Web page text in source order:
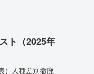
ト（2025年
）人種差別撤廃